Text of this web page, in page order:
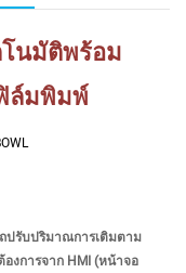
นมัติพร้อม
ล์มพิมพ์
ปรับปริมาณการเติมตาม
งการจาก HMI (หน้าจอ